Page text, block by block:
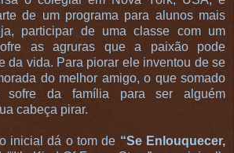
de um programa para alunos mais
participar de uma classe com um
as agruras que a paixão pode
da vida. Para piorar ele inventou de se
do melhor amigo, o que somado
sofre da família para ser alguém
cabeça pirar.
inicial dá o tom de “Se Enlouquecer,